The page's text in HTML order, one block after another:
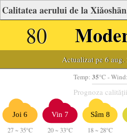
80
Actualizat pe 6
Temp: 35°C - Wind:
Prognoza
Joi 6
27 ~ 35°C
Vin 7
20 ~ 33°C
Sâm 8
18 ~ 28°C